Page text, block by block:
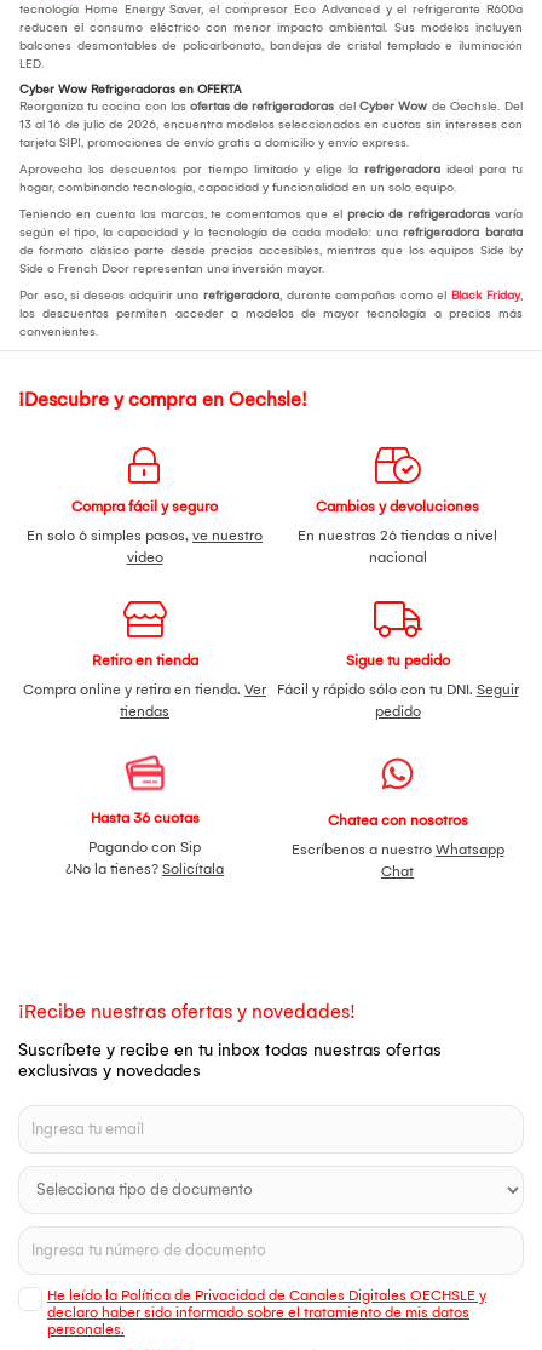
tecnología Home Energy Saver, el compresor Eco Advanced y el refrigerante R600a
reducen el consumo eléctrico con menor impacto ambiental. Sus modelos incluyen
balcones desmontables de policarbonato, bandejas de cristal templado e iluminación
LED.
Cyber Wow Refrigeradoras en OFERTA
Reorganiza tu cocina con las ofertas de refrigeradoras del Cyber Wow de Oechsle. Del
13 al 16 de julio de 2026, encuentra modelos seleccionados en cuotas sin intereses con
tarjeta SIP!, promociones de envío gratis a domicilio y envío express.
Aprovecha los descuentos por tiempo limitado y elige la refrigeradora ideal para tu
hogar, combinando tecnología, capacidad y funcionalidad en un solo equipo.
Teniendo en cuenta las marcas, te comentamos que el precio de refrigeradoras varía
según el tipo, la capacidad y la tecnología de cada modelo: una refrigeradora barata
de formato clásico parte desde precios accesibles, mientras que los equipos Side by
Side o French Door representan una inversión mayor.
Por eso, si deseas adquirir una refrigeradora, durante campañas como el Black Friday,
los descuentos permiten acceder a modelos de mayor tecnología a precios más
convenientes.
¡Descubre y compra en Oechsle!
Compra fácil y seguro
En solo 6 simples pasos, ve nuestro
video
Cambios y devoluciones
En nuestras 26 tiendas a nivel
nacional
Retiro en tienda
Compra online y retira en tienda. Ver
tiendas
Sigue tu pedido
Fácil y rápido sólo con tu DNI. Seguir
pedido
Hasta 36 cuotas
Pagando con Sip
¿No la tienes? Solicítala
Chatea con nosotros
Escríbenos a nuestro Whatsapp
Chat
¡Recibe nuestras ofertas y novedades!
Suscríbete y recibe en tu inbox todas nuestras ofertas
exclusivas y novedades
He leído la Política de Privacidad de Canales Digitales OECHSLE y
declaro haber sido informado sobre el tratamiento de mis datos
personales.